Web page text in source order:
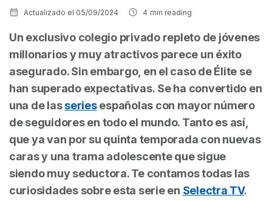
Actualizado el 05/09/2024 4 min reading
Un exclusivo colegio privado repleto de jóvenes
millonarios y muy atractivos parece un éxito
asegurado. Sin embargo, en el caso deÉlite se
han superado expectativas. Se ha convertido en
una de lasseriesespañolas con mayor número
de seguidores en todo el mundo. Tanto es así,
que ya van por su quinta temporada con nuevas
caras y una trama adolescente que sigue
siendo muy seductora. Te contamos todas las
curiosidades sobre esta serie en Selectra TV.